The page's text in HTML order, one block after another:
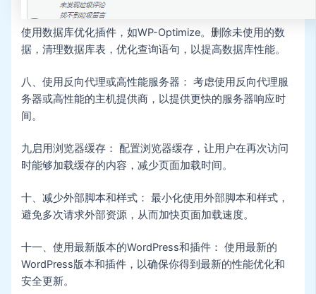
使用数据库优化插件，如WP-Optimize。删除未使用的数
据，清理数据库表，优化查询语句，以提高数据库性能。
八、使用反向代理或高性能服务器： 考虑使用反向代理服
务器或高性能的主机提供商，以提供更快的服务器响应时
间。
九启用浏览器缓存： 配置浏览器缓存，让用户在再次访问
时能够加载缓存的内容，减少页面加载时间。
十、减少外部脚本和样式： 最小化使用外部脚本和样式，
避免多次请求外部资源，从而加快页面加载速度。
十一、使用最新版本的WordPress和插件： 使用最新的
WordPress版本和插件，以确保你得到最新的性能优化和
安全更新。